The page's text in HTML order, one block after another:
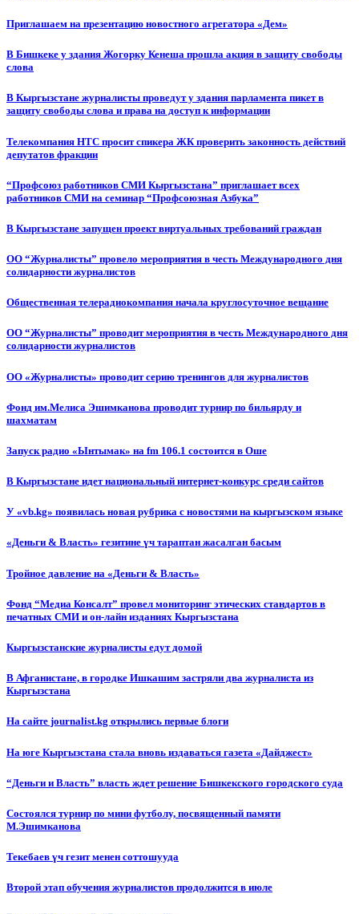
Приглашаем на презентацию новостного агрегатора «Дем»
В Бишкеке у здания Жогорку Кенеша прошла акция в защиту свободы
слова
В Кыргызстане журналисты проведут у здания парламента пикет в
защиту свободы слова и права на доступ к информации
Телекомпания НТС просит спикера ЖК проверить законность действий
депутатов фракции
“Профсоюз работников СМИ Кыргызстана” приглашает всех
работников СМИ на семинар “Профсоюзная Азбука”
В Кыргызстане запущен проект виртуальных требований граждан
ОО “Журналисты” провело мероприятия в честь Международного дня
солидарности журналистов
Общественная телерадиокомпания начала круглосуточное вещание
ОО “Журналисты” проводит мероприятия в честь Международного дня
солидарности журналистов
ОО «Журналисты» проводит серию тренингов для журналистов
Фонд им.Мелиса Эшимканова проводит турнир по бильярду и
шахматам
Запуск радио «Ынтымак» на fm 106.1 состоится в Оше
В Кыргызстане идет национальный интернет-конкурс среди сайтов
У «vb.kg» появилась новая рубрика с новостями на кыргызском языке
«Деньги & Власть» гезитине үч тараптан жасалган басым
Тройное давление на «Деньги & Власть»
Фонд “Медиа Консалт” провел мониторинг этических стандартов в
печатных СМИ и он-лайн изданиях Кыргызстана
Кыргызстанские журналисты едут домой
В Афганистане, в городке Ишкашим застряли два журналиста из
Кыргызстана
На сайте journalist.kg открылись первые блоги
На юге Кыргызстана стала вновь издаваться газета «Дайджест»
“Деньги и Власть” власть ждет решение Бишкекского городского суда
Состоялся турнир по мини футболу, посвященный памяти
М.Эшимканова
Текебаев үч гезит менен соттошууда
Второй этап обучения журналистов продолжится в июле